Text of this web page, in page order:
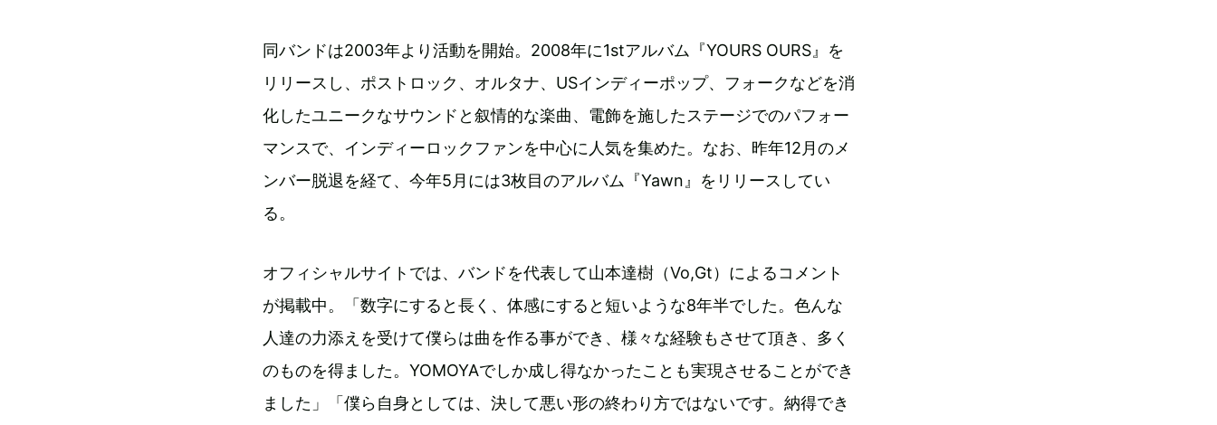
同バンドは2003年より活動を開始。2008年に1stアルバム『YOURS OURS』を
リリースし、ポストロック、オルタナ、USインディーポップ、フォークなどを消
化したユニークなサウンドと叙情的な楽曲、電飾を施したステージでのパフォー
マンスで、インディーロックファンを中心に人気を集めた。なお、昨年12月のメ
ンバー脱退を経て、今年5月には3枚目のアルバム『Yawn』をリリースしてい
る。
オフィシャルサイトでは、バンドを代表して山本達樹（Vo,Gt）によるコメント
が掲載中。「数字にすると長く、体感にすると短いような8年半でした。色んな
人達の力添えを受けて僕らは曲を作る事ができ、様々な経験もさせて頂き、多く
のものを得ました。YOMOYAでしか成し得なかったことも実現させることができ
ました」「僕ら自身としては、決して悪い形の終わり方ではないです。納得でき